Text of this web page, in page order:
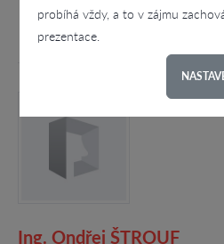
probíhá vždy, a to v zájmu
prezentace.
Ing. Ondřej ŠTROUF